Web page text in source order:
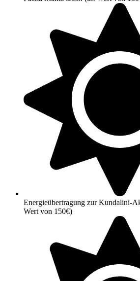
Energieübertragung zur Kundalini-
Wert von 150€)